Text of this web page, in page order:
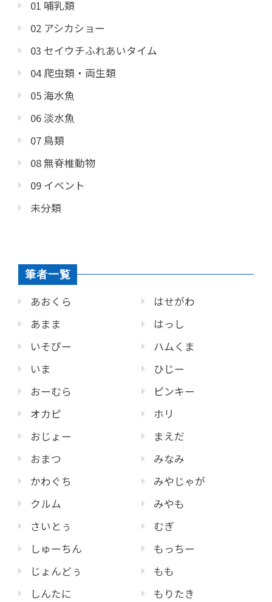
01 哺乳類
02 アシカショー
03 セイウチふれあいタイム
04 爬虫類・両生類
05 海水魚
06 淡水魚
07 鳥類
08 無脊椎動物
09 イベント
未分類
筆者一覧
あおくら
あまま
いそぴー
いま
おーむら
オカピ
おじょー
おまつ
かわぐち
クルム
さいとぅ
しゅーちん
じょんどぅ
しんたに
はせがわ
はっし
ハムくま
ひじー
ピンキー
ホリ
まえだ
みなみ
みやじゃが
みやも
むぎ
もっちー
もも
もりたき